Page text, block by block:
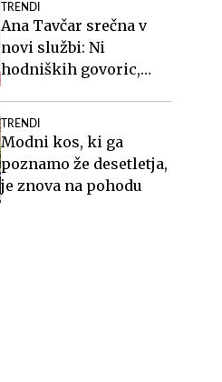
TRENDI
Ana Tavčar srečna v
novi službi: Ni
hodniških govoric,
TRENDI
Modni kos, ki ga
poznamo že desetletja,
je znova na pohodu